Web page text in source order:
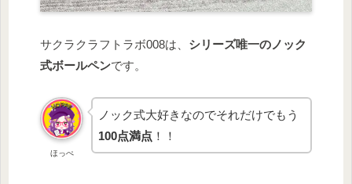
サクラクラフトラボ008は、 シリーズ唯一のノック
式ボールペンです。
ほっぺ
ノック式大好きなのでそれだけでもう
100点満点 ！！